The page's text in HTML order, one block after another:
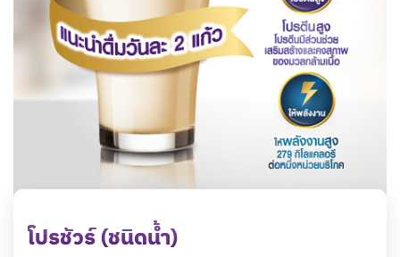
โปรชัวร์ (ชนิดน้ำ)